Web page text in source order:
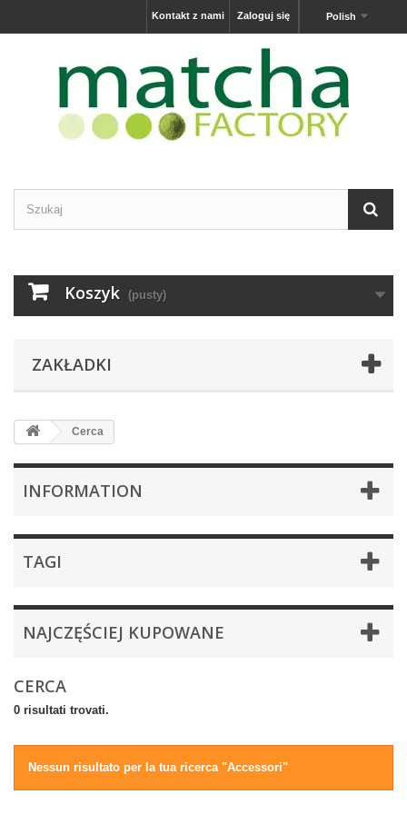
Polish
Zaloguj się
Kontakt z nami
Koszyk (pusty)
ZAKŁADKI
Cerca
INFORMATION
TAGI
NAJCZĘŚCIEJ KUPOWANE
CERCA
0 risultati trovati.
Nessun risultato per la tua ricerca "Accessori"